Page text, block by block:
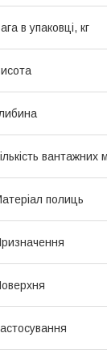
в упаковці, кг
вантажних
полиць